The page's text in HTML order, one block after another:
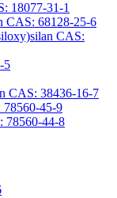
18077-31-1
CAS: 68128-25-6
CAS:
5
CAS: 38436-16-7
45-9
78560-44-8